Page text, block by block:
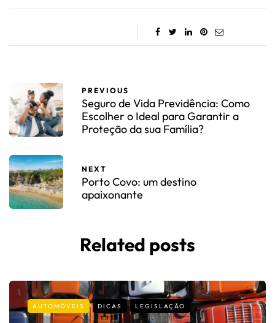
PREVIOUS
Seguro de Vida Previdência: Como
Escolher o Ideal para Garantir a
Proteção da sua Família?
NEXT
Porto Covo: um destino
apaixonante
Related posts
AUTOMÓVEIS DICAS LEGISLAÇÃO